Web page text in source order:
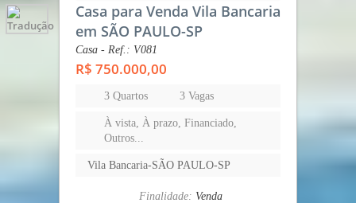
Casa para Venda Vila Bancaria
em SÃO PAULO-SP
Casa - Ref.: V081
R$ 750.000,00
3 Quartos 3 Vagas
À vista, À prazo, Financiado,
Outros...
Vila Bancaria-SÃO PAULO-SP
Finalidade: Venda